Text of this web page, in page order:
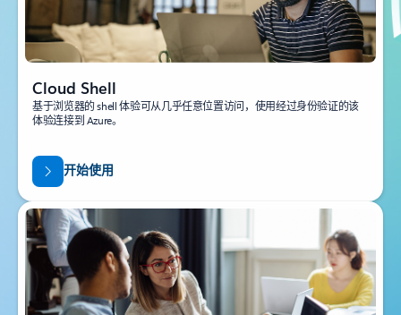
Cloud Shell
基于浏览器的 shell 体验可从几乎任意位置访问，使用经过身份验证的该
体验连接到 Azure。
开始使用